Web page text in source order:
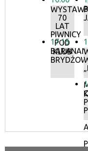
70
LAT
PIWNICY
POD
17:15
KLUB